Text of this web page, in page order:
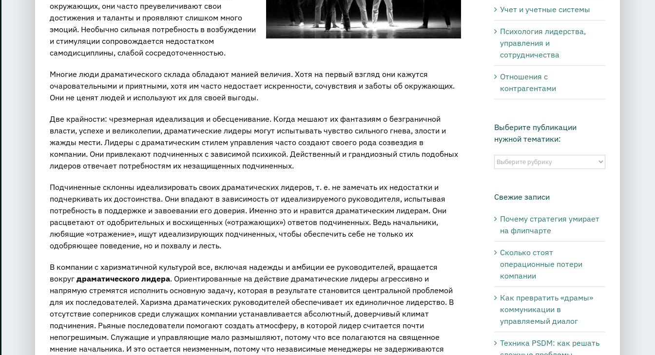
окружающих, они часто преувеличивают свои
достижения и таланты и проявляют слишком много
эмоций. Необычно сильная потребность в возбуждении
и стимуляции сопровождается недостатком
самодисциплины, слабой сосредоточенностью.
Многие люди драматического склада обладают манией величия. Хотя на первый взгляд они кажутся
очаровательными и приятными, хотя им часто недостает искренности, сочувствия и заботы об окружающих.
Они не ценят людей и используют их для своей выгоды.
Две крайности: чрезмерная идеализация и обесценивание. Когда мешают их фантазиям о безграничной
власти, успехе и великолепии, драматические лидеры могут испытывать чувство сильного гнева, злости и
жажды мести. Лидеры с драматическим стилем управления часто создают своего рода созвездия в
компании. Они привлекают подчиненных с зависимой психикой. Действенный и грандиозный стиль подобных
лидеров отвечает потребностям их незащищенных подчиненных.
Подчиненные склонны идеализировать своих драматических лидеров, т. е. не замечать их недостатки и
подчеркивать их достоинства. Они впадают в зависимость от идеализируемого руководителя, испытывая
потребность в поддержке и завоевании его доверия. Именно это и нравится драматическим лидерам. Они
расцветают от одобрительных и восхищенных («отражающих») ответов подчиненных. Ведь начальники,
любящие «отражение», ищут идеализирующих подчиненных, чтобы обеспечить себе не только их
одобряющее поведение, но и похвалу и лесть.
В компании с харизматичной культурой все, включая надежды и амбиции ее руководителей, вращается
вокруг драматического лидера. Ориентированные на действие драматические лидеры агрессивно и
напрямую стремятся исполнить основную задачу, которая в результате становится центральной проблемой
для их последователей. Харизма драматических руководителей обеспечивает их единоличное лидерство. В
отсутствие соперников среди служащих компании устанавливается абсолютный, доверчивый климат
подчинения. Рьяные последователи помогают создать атмосферу, в которой лидер считается почти
непогрешимым. Служащие и управляющие мало размышляют, потому что все полагаются на священное
мнение начальника. И это остается неизменным, потому что независимые менеджеры не задерживаются
Учет и учетные системы
Психология лидерства,
управления и
сотрудничества
Отношения с
контрагентами
Выберите публикации
нужной тематики:
Выберите
публикации
тематики:
Свежие записи
Почему стратегия умирает
на флипчарте
Сколько стоят
операционные потери
компании
Как превратить «драмы»
коммуникации в
управляемый диалог
Техника PSDM: как решать